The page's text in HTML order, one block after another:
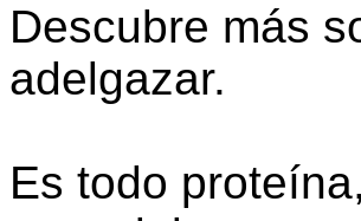
Descubre más
adelgazar.
Es todo